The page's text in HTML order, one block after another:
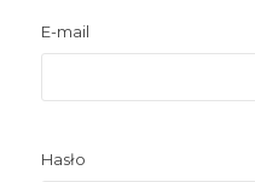
E-mail
Hasło